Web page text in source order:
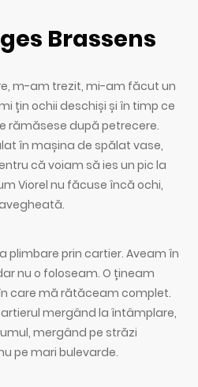
Brassens
m-am trezit, mi-am făcut un
țin ochii deschiși și în timp ce
rămăsese după petrecere.
în mașina de spălat vase,
că voiam să ies un pic la
Viorel nu făcuse încă ochi,
plimbare prin cartier. Aveam în
nu o foloseam. O țineam
care mă rătăceam complet.
mergând la întâmplare,
mergând pe străzi
pe mari bulevarde.